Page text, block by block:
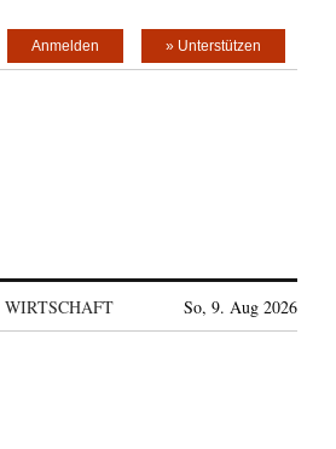
» Unterstützen
Anmelden
WIRTSCHAFT So, 9. Aug 2026